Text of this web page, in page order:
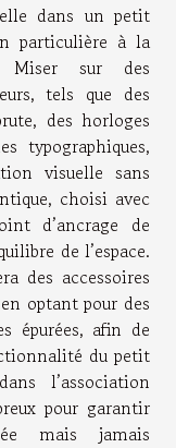
dans un petit
particulière à la
Miser sur des
tels que des
des horloges
typographiques,
visuelle sans
choisi avec
d’ancrage de
de l’espace.
des accessoires
optant pour des
épurées, afin de
du petit
l’association
pour garantir
mais jamais